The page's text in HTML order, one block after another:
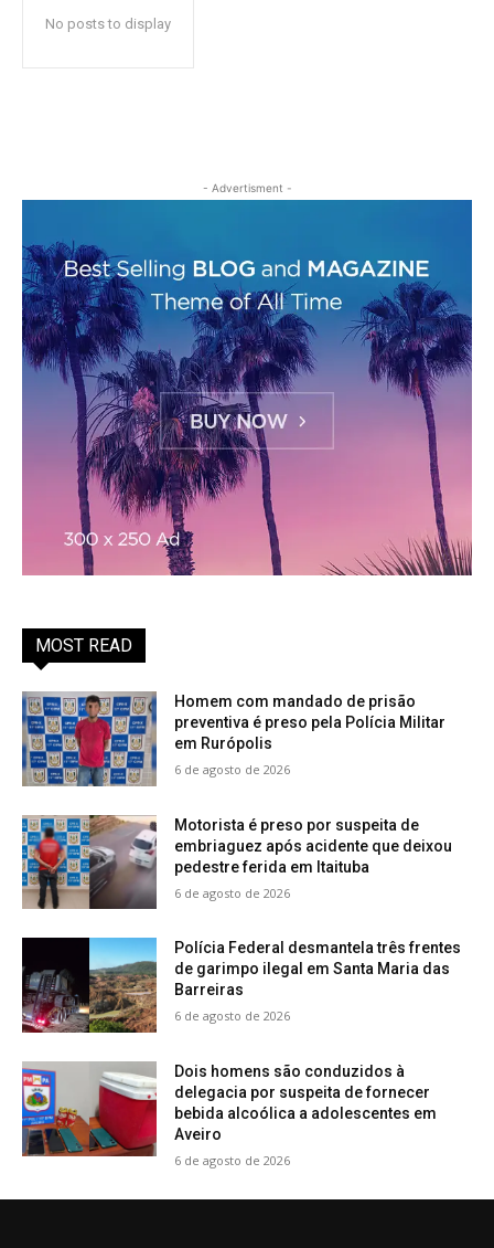
No posts to display
- Advertisment -
MOST READ
Homem com mandado de prisão
preventiva é preso pela Polícia Militar
em Rurópolis
6 de agosto de 2026
Motorista é preso por suspeita de
embriaguez após acidente que deixou
pedestre ferida em Itaituba
6 de agosto de 2026
Polícia Federal desmantela três frentes
de garimpo ilegal em Santa Maria das
Barreiras
6 de agosto de 2026
Dois homens são conduzidos à
delegacia por suspeita de fornecer
bebida alcoólica a adolescentes em
Aveiro
6 de agosto de 2026